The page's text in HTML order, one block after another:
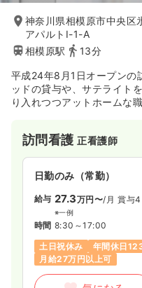
神奈川県相模原市中央区
アパルトⅠ-1-A
相模原駅
13分
平成24年8月1日オープンの
ッドの貸与や、サテライト
り入れつつアットホームな職
訪問看護正看護師
日勤のみ（常勤）
給与 27.3万円〜/月 賞与4
※一例
時間 8:30～17:00
土日祝休み
年間休日
月給27万円以上可